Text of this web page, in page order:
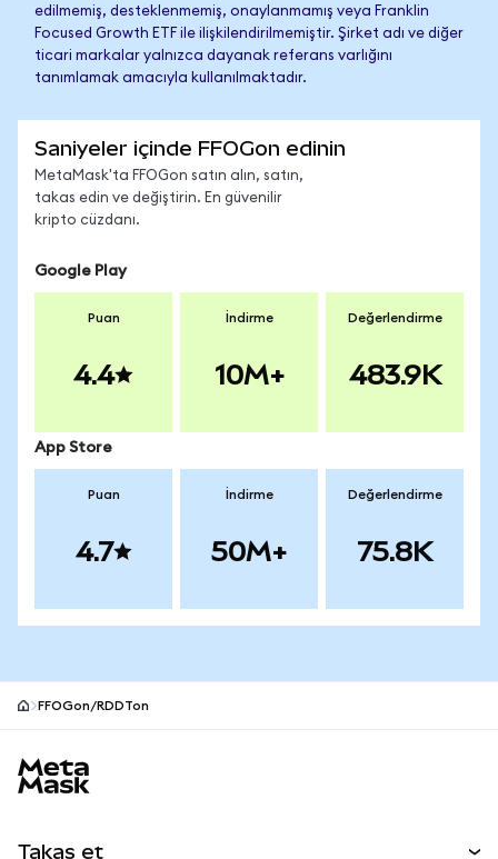
edilmemiş, desteklenmemiş, onaylanmamış veya Franklin
Focused Growth ETF ile ilişkilendirilmemiştir. Şirket adı ve diğer
ticari markalar yalnızca dayanak referans varlığını
tanımlamak amacıyla kullanılmaktadır.
Saniyeler içinde FFOGon edinin
MetaMask'ta FFOGon satın alın, satın,
takas edin ve değiştirin. En güvenilir
kripto cüzdanı.
Google Play
Puan
4.4
İndirme
10M+
Değerlendirme
483.9K
App Store
Puan
4.7
İndirme
50M+
Değerlendirme
75.8K
FFOGon/RDDTon
Takas et